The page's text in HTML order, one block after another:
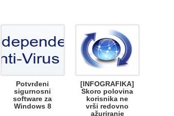
Potvrđeni
sigurnosni
software za
Windows 8
[INFOGRAFIKA]
Skoro polovina
korisnika ne
vrši redovno
ažuriranje